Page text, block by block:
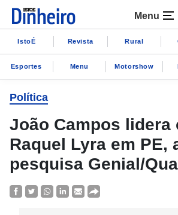
Menu
IstoÉ Revista Rural
Esportes Menu Motorshow
Política
João Campos lidera
Raquel Lyra em PE,
pesquisa Genial/